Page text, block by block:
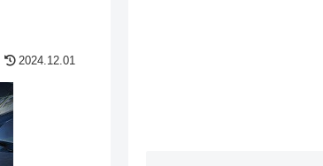
2024.12.01